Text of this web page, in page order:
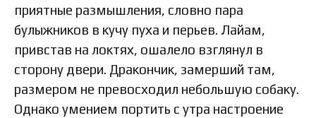
приятные размышления, словно пара
булыжников в кучу пуха и перьев. Лайам,
привстав на локтях, ошалело взглянул в
сторону двери. Дракончик, замерший там,
размером не превосходил небольшую собаку.
Однако умением портить с утра настроение